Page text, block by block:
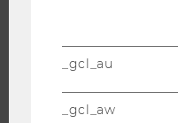
WARUM WU?
BACHELOR
_gcl_au
_gcl_aw